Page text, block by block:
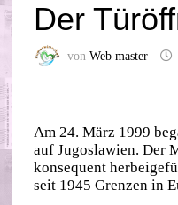
Der
vonWeb master
Am 24. März 1999
auf Jugoslawien. Der
konsequent
seit 1945 Grenzen in